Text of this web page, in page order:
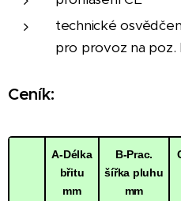
technické
pro provoz na poz.
Ceník:
A-Délka
břitu
mm
B-Prac.
šířka pluhu
mm